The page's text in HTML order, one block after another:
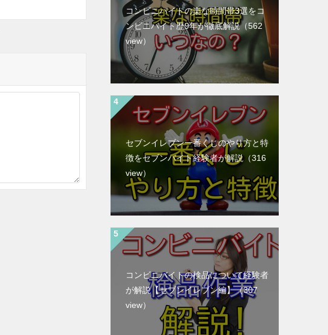
コンビニバイトの楽な時間帯3選をコ
ンビニバイト歴9年が徹底解説（562
view）
セブンイレブン一番くじのやり方と特
徴をセブンバイト経験者が解説（316
view）
コンビニバイトの検品について経験者
が解説【セブンイレブン編】（307
view）